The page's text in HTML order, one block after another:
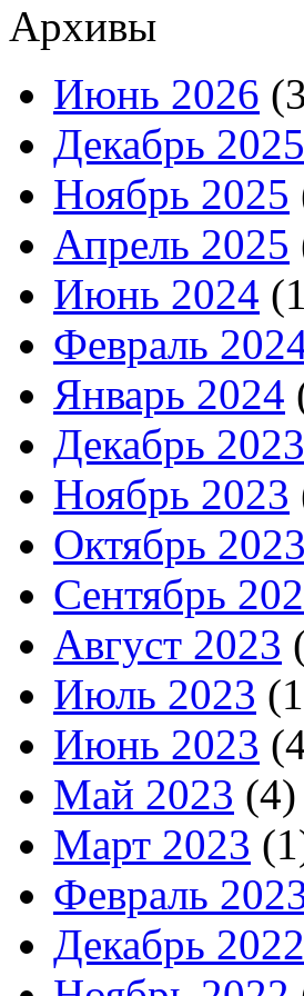
Архивы
Июнь 2026
Декабрь 2025
Ноябрь 2025
Апрель 2025
Июнь 2024
Февраль
Январь 2024
Декабрь 2023
Ноябрь 2023
Октябрь 2023
Сентябрь
Август 2023
Июль 2023
Июнь 2023
Май 2023 (4)
Март 2023
Февраль
Декабрь 2022